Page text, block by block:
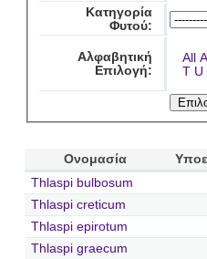
Κατηγορία
Φυτού:
Αλφαβητική
Επιλογή:
All
T U
Ονομασία
Thlaspi bulbosum
Thlaspi creticum
Thlaspi epirotum
Thlaspi graecum